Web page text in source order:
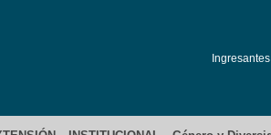
Ingresantes